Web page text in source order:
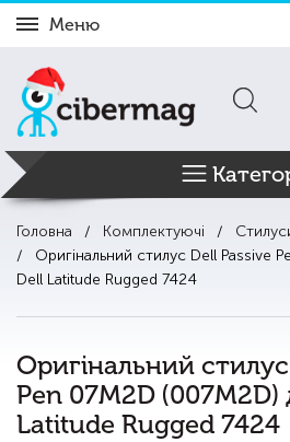
Меню
Головна Комплектуючі
Оригінальний стилус Dell Passive
Dell Latitude Rugged 7424
Оригінальний
Pen 07M2D (007M2D)
Latitude Rugged 7424